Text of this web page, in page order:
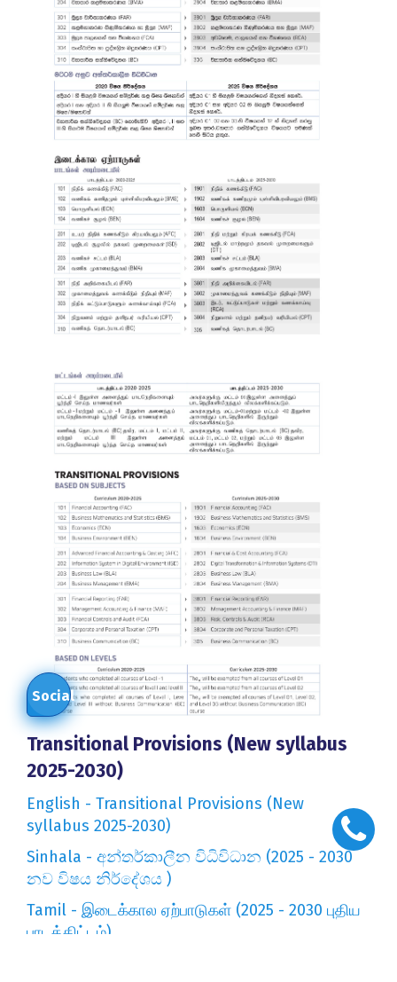
Transitional Provisions (New syllabus
2025-2030)
English - Transitional Provisions (New
syllabus 2025-2030)
Sinhala - අන්තර්කාලීන විධිවිධාන (2025 - 2030
නව විෂය නිර්දේශය )
Tamil - இடைக்கால ஏற்பாடுகள் (2025 - 2030 புதிய
பாடத்திட்டம்)
Social